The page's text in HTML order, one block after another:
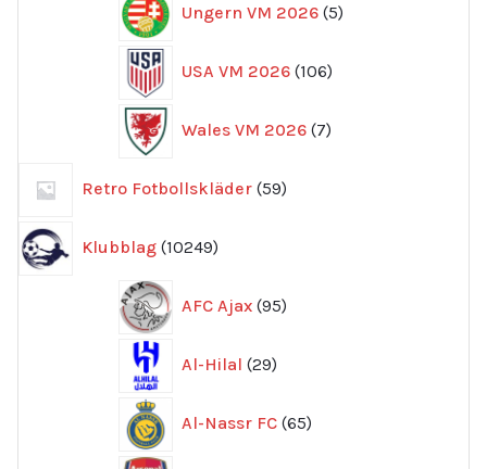
Ungern VM 2026 5
produkter
USA VM 2026 106
produkter
Wales VM 2026 7
produkter
Retro Fotbollskläder 59
produkter
Klubblag 10249
produkter
AFC Ajax 95
produkter
Al-Hilal 29
produkter
Al-Nassr FC 65
produkter